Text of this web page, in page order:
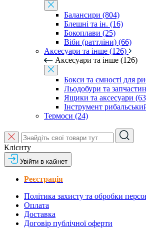
Балансири (804)
Блешні та ін. (16)
Бокоплави (25)
Віби (раттліни) (66)
Аксесуари та інше (126)
Аксесуари та інше (126)
Бокси та ємності для
Льодобури та
Ящики та аксесуари
Інструмент
Термоси (24)
Клієнту
Увійти в кабінет
Реєстрація
Політика захисту та обробки
Оплата
Доставка
Договір публічної оферти